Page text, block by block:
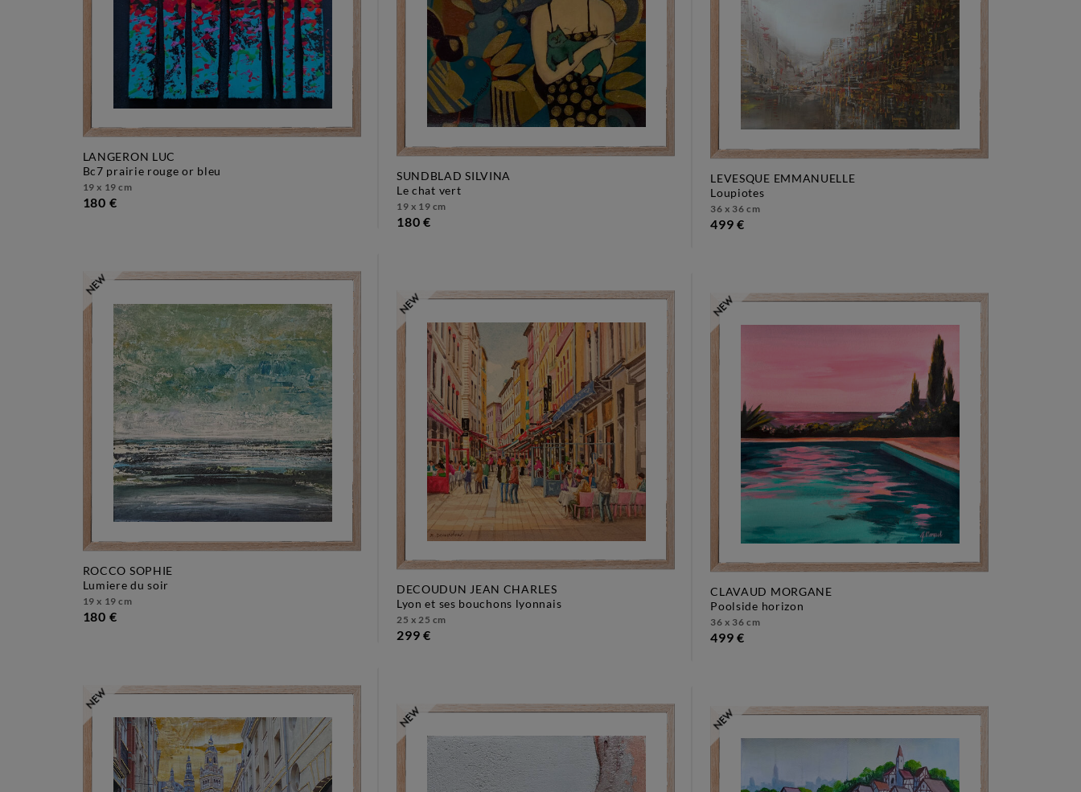
LANGERON LUC
bc7 prairie rouge or bleu
19 x 19 cm
180 €
SUNDBLAD SILVINA
le chat vert
19 x 19 cm
180 €
LEVESQUE EMMANUELLE
loupiotes
36 x 36 cm
499 €
ROCCO SOPHIE
lumiere du soir
19 x 19 cm
180 €
DECOUDUN JEAN CHARLES
lyon et ses bouchons lyonnais
25 x 25 cm
299 €
CLAVAUD MORGANE
poolside horizon
36 x 36 cm
499 €